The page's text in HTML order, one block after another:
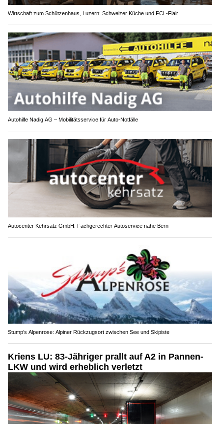
Wirtschaft zum Schützenhaus, Luzern: Schweizer Küche und FCL-Flair
Autohilfe Nadig AG – Mobilitätsservice für Auto‑Notfälle
Autocenter Kehrsatz GmbH: Fachgerechter Autoservice nahe Bern
Stump’s Alpenrose: Alpiner Rückzugsort zwischen See und Skipiste
Kriens LU: 83-Jähriger prallt auf A2 in Pannen-
LKW und wird erheblich verletzt